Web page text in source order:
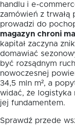
handlu i e-
zamówień z
prowadzi do
magazyn chroni
kapitał zaczyna
domawiać
być rozsądnym
nowoczesnej
34,5 mln m², a
widać, że logistyka
jej fundamentem.
Sprawdź przede